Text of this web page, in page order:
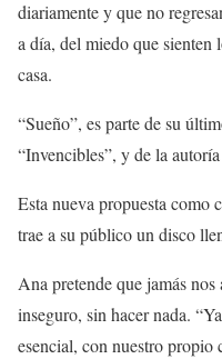
diariamente y que no
a día, del miedo que sienten
casa.
“Sueño”, es parte de su
“Invencibles”, y de la
Esta nueva propuesta como
trae a su público un disco
Ana pretende que jamás
inseguro, sin hacer nada.
esencial, con nuestro propio